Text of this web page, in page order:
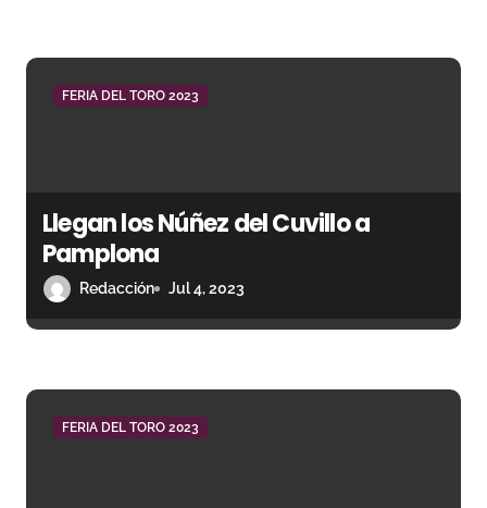
a
FERIA DEL TORO 2023
Llegan los Núñez del Cuvillo a
Pamplona
Redacción Jul 4, 2023
FERIA DEL TORO 2023